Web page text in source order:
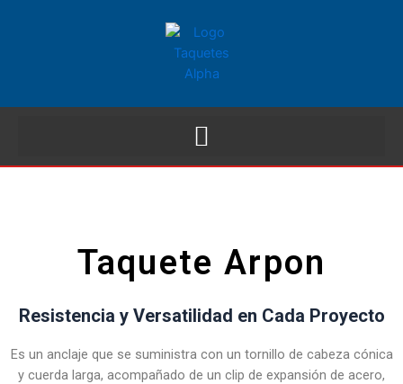
Taquete Arpon
Resistencia y Versatilidad en Cada Proyecto
Es un anclaje que se suministra con un tornillo de cabeza cónica
y cuerda larga, acompañado de un clip de expansión de acero,